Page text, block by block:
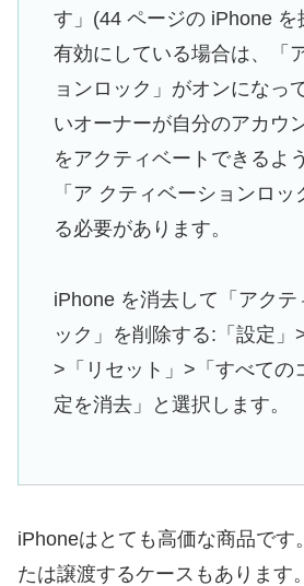
す」(44 ページの iPhone を
有効にしている場合は、「
ョンロック」がオンになっ
いオーナーが自分のアカウ
をアクティベートできるよ
「ア クティベーションロ
る必要があります。
iPhone を消去して「アクテ
ック」を削除する:「設定」
>「リセット」>「すべての
定を消去」と選択します。
iPhoneはとても高価な商品です
たは譲渡するケースもあります